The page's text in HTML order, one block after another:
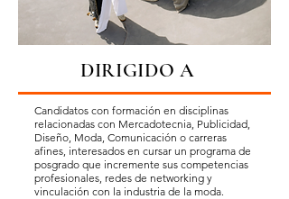
DIRIGIDO A
Candidatos con formación en disciplinas
relacionadas con Mercadotecnia, Publicidad,
Diseño, Moda, Comunicación o carreras
afines, interesados en cursar un programa de
posgrado que incremente sus competencias
profesionales, redes de networking y
vinculación con la industria de la moda.